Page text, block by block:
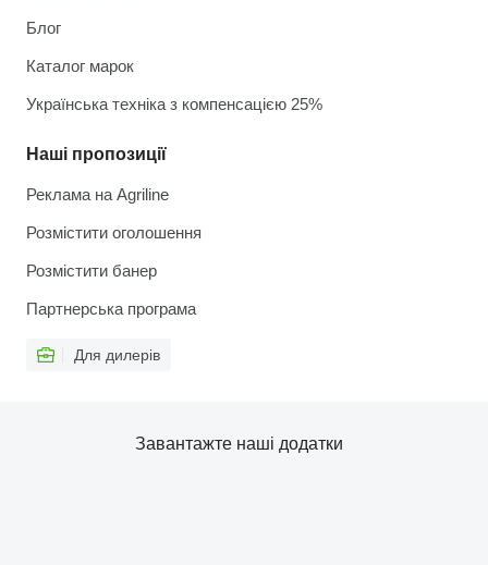
Блог
Каталог марок
Українська техніка з компенсацією 25%
Наші пропозиції
Реклама на Agriline
Розмістити оголошення
Розмістити банер
Партнерська програма
Для дилерів
Завантажте наші додатки